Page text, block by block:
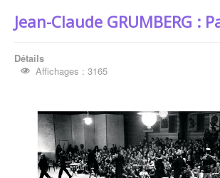
Jean-Claude GRUMBERG :
Détails
Affichages : 3165